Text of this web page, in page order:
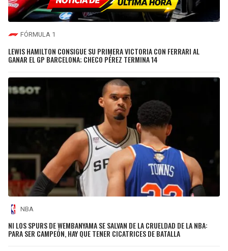
FÓRMULA 1
LEWIS HAMILTON CONSIGUE SU PRIMERA VICTORIA CON FERRARI AL
GANAR EL GP BARCELONA; CHECO PÉREZ TERMINA 14
NBA
NI LOS SPURS DE WEMBANYAMA SE SALVAN DE LA CRUELDAD DE LA NBA:
PARA SER CAMPEÓN, HAY QUE TENER CICATRICES DE BATALLA